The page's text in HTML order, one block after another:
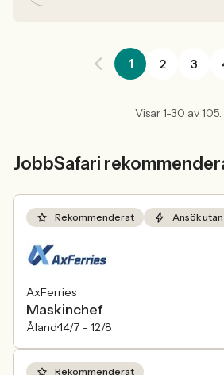
1 2 3
Visar 1-30 av 105.
JobbSafari
Rekommenderat Ansök
AxFerries
Maskinchef
Åland14/7 – 12/8
Rekommenderat